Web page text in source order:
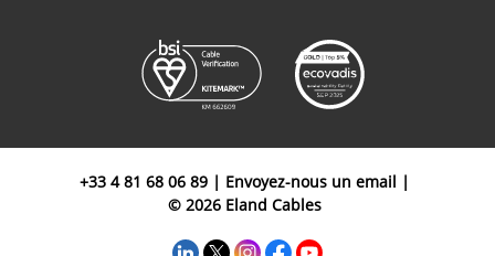
+33 4 81 68 06 89 | Envoyez-nous un email |
© 2026 Eland Cables